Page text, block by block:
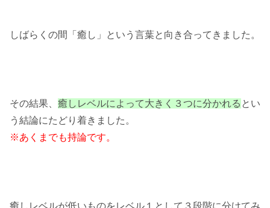
しばらくの間「癒し」という言葉と向き合ってきました。
その結果、 癒しレベルによって大きく３つに分かれる とい
う結論にたどり着きました。
※あくまでも持論です。
癒しレベルが低いものをレベル１として３段階に分けてみ